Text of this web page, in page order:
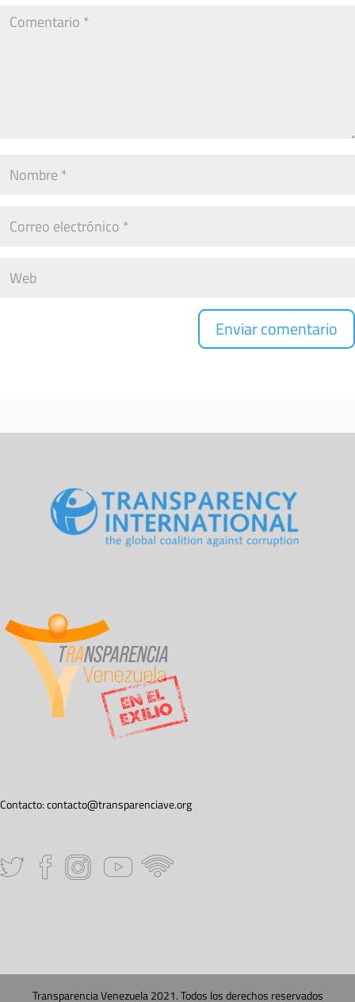
Contacto:contacto@transparenciave.org
Transparencia Venezuela 2021. Todos los derechos reservados